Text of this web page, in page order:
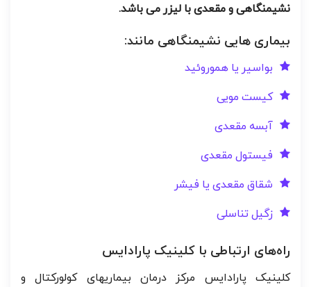
نشیمنگاهی و مقعدی با لیزر می باشد.
بیماری هایی نشیمنگاهی مانند:
بواسیر یا هموروئید
کیست مویی
آبسه مقعدی
فیستول مقعدی
شقاق مقعدی یا فیشر
زگیل تناسلی
راه‌های ارتباطی با کلینیک پارادایس
کلینیک پارادایس مرکز درمان بیماریهای کولورکتال و